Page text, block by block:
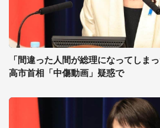
「間違った人間が総理になってしま
高市首相「中傷動画」疑惑で